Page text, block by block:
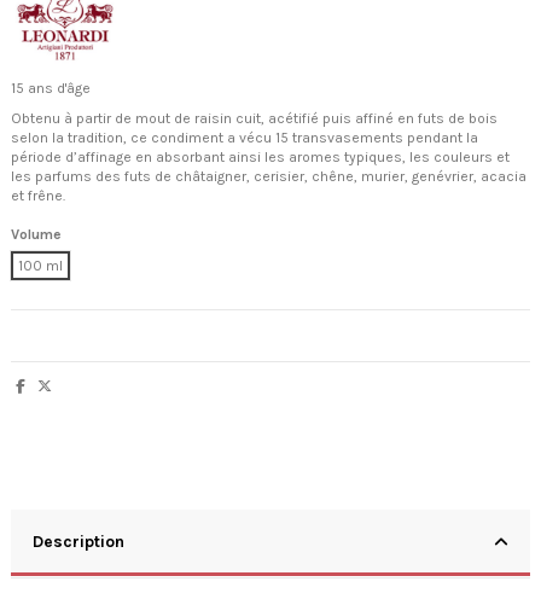
15 ans d'âge
Obtenu à partir de mout de raisin cuit, acétifié puis affiné en futs de bois
selon la tradition, ce condiment a vécu 15 transvasements pendant la
période d’affinage en absorbant ainsi les aromes typiques, les couleurs et
les parfums des futs de châtaigner, cerisier, chêne, murier, genévrier, acacia
et frêne.
Volume
100 ml
Description